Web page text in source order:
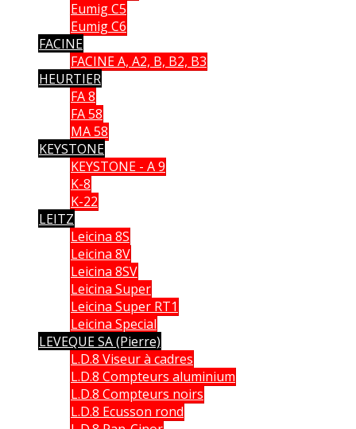
Eumig C5
Eumig C6
FACINE
FACINE A, A2, B, B2, B3
HEURTIER
FA 8
FA 58
MA 58
KEYSTONE
KEYSTONE - A 9
K-8
K-22
LEITZ
Leicina 8S
Leicina 8V
Leicina 8SV
Leicina Super
Leicina Super RT1
Leicina Special
LEVEQUE SA (Pierre)
L.D.8 Viseur à cadres
L.D.8 Compteurs aluminium
L.D.8 Compteurs noirs
L.D.8 Ecusson rond